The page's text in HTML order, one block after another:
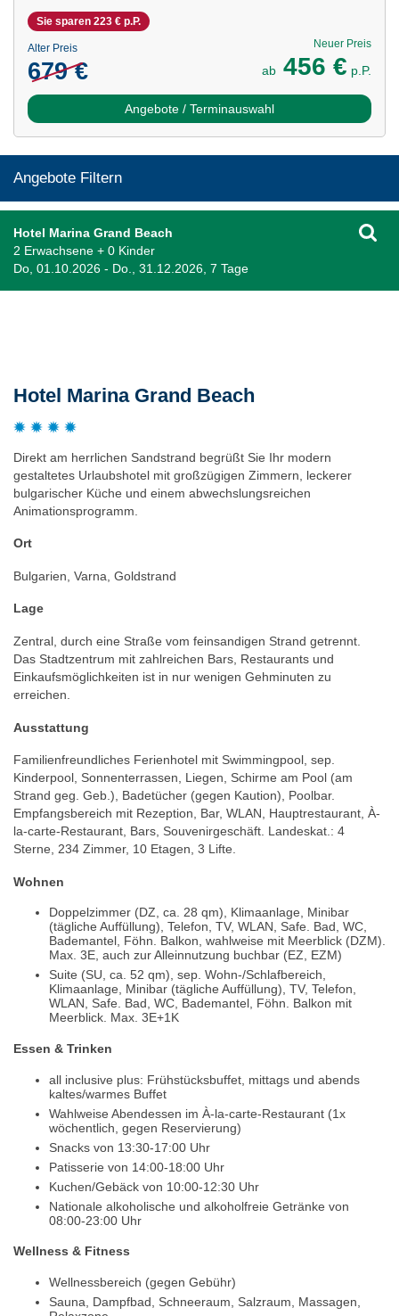
Sie sparen 223 € p.P.
Alter Preis
679 €
Neuer Preis
ab 456 € p.P.
Angebote / Terminauswahl
Angebote Filtern
Hotel Marina Grand Beach
2 Erwachsene + 0 Kinder
Do, 01.10.2026 - Do., 31.12.2026, 7 Tage
Hotel Marina Grand Beach
Direkt am herrlichen Sandstrand begrüßt Sie Ihr modern
gestaltetes Urlaubshotel mit großzügigen Zimmern, leckerer
bulgarischer Küche und einem abwechslungsreichen
Animationsprogramm.
Ort
Bulgarien, Varna, Goldstrand
Lage
Zentral, durch eine Straße vom feinsandigen Strand getrennt.
Das Stadtzentrum mit zahlreichen Bars, Restaurants und
Einkaufsmöglichkeiten ist in nur wenigen Gehminuten zu
erreichen.
Ausstattung
Familienfreundliches Ferienhotel mit Swimmingpool, sep.
Kinderpool, Sonnenterrassen, Liegen, Schirme am Pool (am
Strand geg. Geb.), Badetücher (gegen Kaution), Poolbar.
Empfangsbereich mit Rezeption, Bar, WLAN, Hauptrestaurant, À-
la-carte-Restaurant, Bars, Souvenirgeschäft. Landeskat.: 4
Sterne, 234 Zimmer, 10 Etagen, 3 Lifte.
Wohnen
Doppelzimmer (DZ, ca. 28 qm), Klimaanlage, Minibar
(tägliche Auffüllung), Telefon, TV, WLAN, Safe. Bad, WC,
Bademantel, Föhn. Balkon, wahlweise mit Meerblick (DZM).
Max. 3E, auch zur Alleinnutzung buchbar (EZ, EZM)
Suite (SU, ca. 52 qm), sep. Wohn-/Schlafbereich,
Klimaanlage, Minibar (tägliche Auffüllung), TV, Telefon,
WLAN, Safe. Bad, WC, Bademantel, Föhn. Balkon mit
Meerblick. Max. 3E+1K
Essen & Trinken
all inclusive plus: Frühstücksbuffet, mittags und abends
kaltes/warmes Buffet
Wahlweise Abendessen im À-la-carte-Restaurant (1x
wöchentlich, gegen Reservierung)
Snacks von 13:30-17:00 Uhr
Patisserie von 14:00-18:00 Uhr
Kuchen/Gebäck von 10:00-12:30 Uhr
Nationale alkoholische und alkoholfreie Getränke von
08:00-23:00 Uhr
Wellness & Fitness
Wellnessbereich (gegen Gebühr)
Sauna, Dampfbad, Schneeraum, Salzraum, Massagen,